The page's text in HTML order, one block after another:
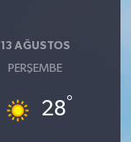
13 AĞUSTOS
PERŞEMBE
28°